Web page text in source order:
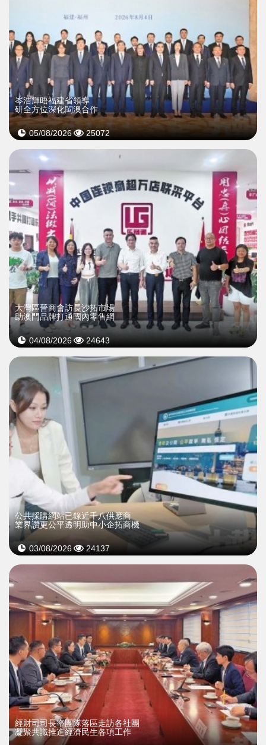
岑浩輝晤福建省領導
研全方位深化閩澳合作
05/08/2026 25072
大灣區晉商會訪長沙拓市場
助澳門品牌打通國內零售網
04/08/2026 24643
公共採購網站已錄近千八供應商
業界讚更公平透明助中小企拓商機
03/08/2026 24137
經財司司長率團隊落區走訪各社團
凝聚共識推進經濟民生各項工作